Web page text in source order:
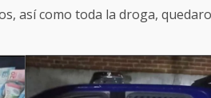
así como toda la droga,